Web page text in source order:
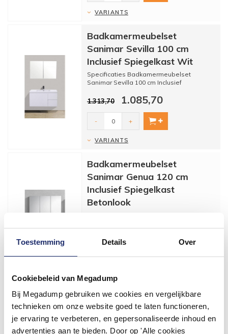
Toestemming Details Over
Cookiebeleid van Megadump
Bij Megadump gebruiken we cookies en vergelijkbare
technieken om onze website goed te laten functioneren,
je ervaring te verbeteren, en gepersonaliseerde inhoud en
advertenties aan te bieden. Door op 'Alle cookies
VARIANTS
Badkamermeubelset
Sanimar Sevilla 100 cm
Inclusief Spiegelkast Wit
Specificaties Badkamermeubelset
Sanimar Sevilla 100 cm Inclusief
- Badkamermeubelse...
1.313,70 1.085,70
- +
VARIANTS
Badkamermeubelset
Sanimar Genua 120 cm
Inclusief Spiegelkast
Betonlook
- Badkamermeub...
1.651,65 1.365,00
VARIANTS